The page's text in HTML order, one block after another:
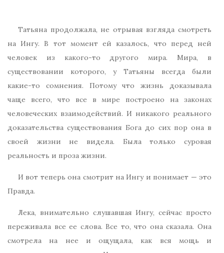
Татьяна продолжала, не отрывая взгляда смотреть
на Ингу. В тот момент ей казалось, что перед ней
человек из какого-то другого мира. Мира, в
существовании которого, у Татьяны всегда были
какие-то сомнения. Потому что жизнь доказывала
чаще всего, что все в мире построено на законах
человеческих взаимодействий. И никакого реального
доказательства существования Бога до сих пор она в
своей жизни не видела. Была только суровая
реальность и проза жизни.
И вот теперь она смотрит на Ингу и понимает — это
Правда.
Лека, внимательно слушавшая Ингу, сейчас просто
переживала все ее слова. Все то, что она сказала. Она
смотрела на нее и ощущала, как вся мощь и